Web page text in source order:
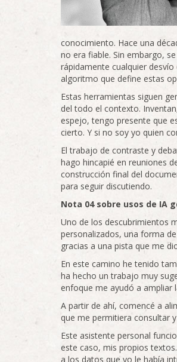
conocimiento. Hace una
no era fiable. Sin embargo,
rápidamente cualquier
algoritmo que define estas
Estas herramientas siguen
del todo el contexto.
espejo, tengo presente que
cierto. Y si no soy yo quien
El trabajo de contraste y
hago hincapié en reuniones
construcción final del
para seguir discutiendo.
Nota 04 sobre usos de IA
Uno de los descubrimientos
personalizados, una forma
gracias a una pista que me
En este camino he tenido
ha hecho un trabajo muy
enfoque me ayudó a ampliar
A partir de ahí, comencé a
que me permitiera consultar
Este asistente personal
este caso, mis propios
a los datos que yo le había